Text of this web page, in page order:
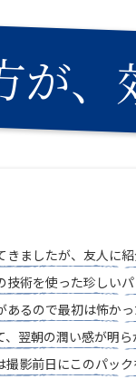
が
きましたが、友人に
技術を使った珍しい
あるので最初は怖か
翌朝の潤い感が明ら
影前日にこのパッ